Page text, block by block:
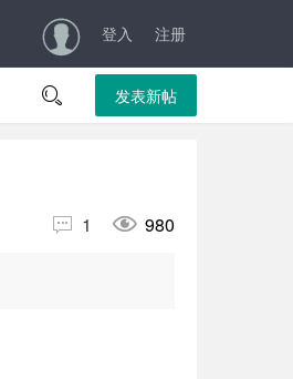
登入 注册
 发表新帖
 1  980